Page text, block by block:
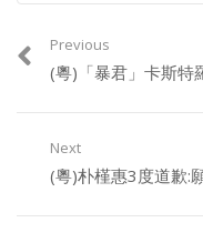
Previous
(粵)「暴君」卡斯特
Next
(粵)朴槿惠3度道歉: